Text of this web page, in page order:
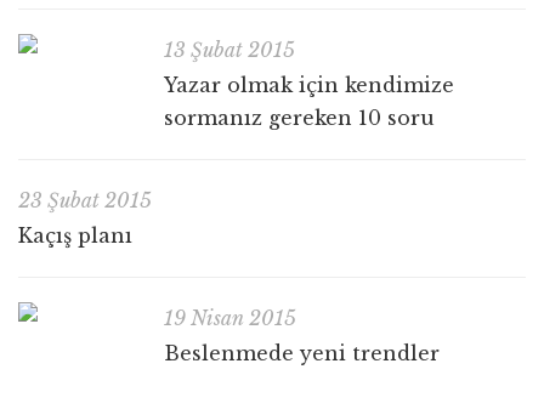
13 Şubat 2015
Yazar olmak için kendimize
sormanız gereken 10 soru
23 Şubat 2015
Kaçış planı
19 Nisan 2015
Beslenmede yeni trendler